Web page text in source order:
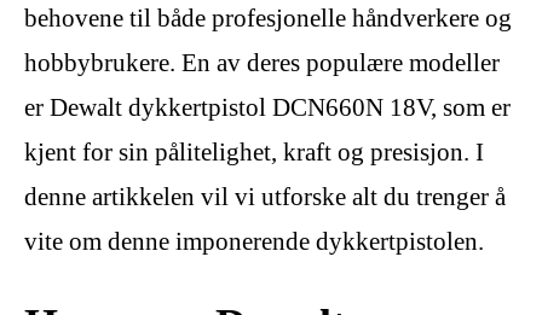
behovene til både profesjonelle håndverkere og
hobbybrukere. En av deres populære modeller
er Dewalt dykkertpistol DCN660N 18V, som er
kjent for sin pålitelighet, kraft og presisjon. I
denne artikkelen vil vi utforske alt du trenger å
vite om denne imponerende dykkertpistolen.